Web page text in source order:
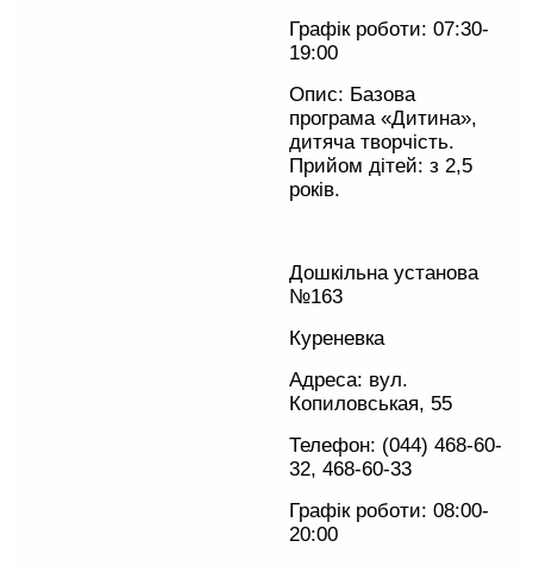
Графік роботи: 07:30-
19:00
Опис: Базова
програма «Дитина»,
дитяча творчість.
Прийом дітей: з 2,5
років.
Дошкільна установа
№163
Куреневка
Адреса: вул.
Копиловськая, 55
Телефон: (044) 468-60-
32, 468-60-33
Графік роботи: 08:00-
20:00